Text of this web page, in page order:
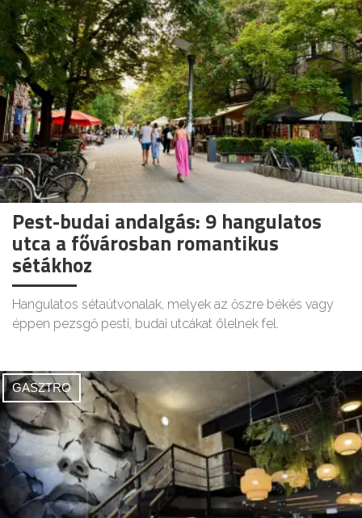
Pest-budai andalgás: 9 hangulatos
utca a fővárosban romantikus
sétákhoz
Hangulatos sétaútvonalak, melyek az őszre békés vagy
éppen pezsgő pesti, budai utcákat ölelnek fel.
GASZTRO